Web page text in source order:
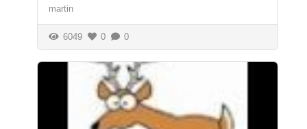
martin
6049 0 0